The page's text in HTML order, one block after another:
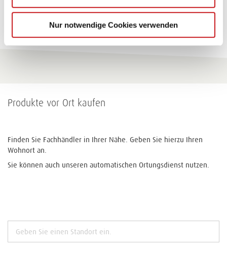
Nur notwendige Cookies verwenden
Zu allen Tipps
Produkte vor Ort kaufen
Finden Sie Fachhändler in Ihrer Nähe. Geben Sie hierzu Ihren
Wohnort an.
Sie können auch unseren automatischen Ortungsdienst nutzen.